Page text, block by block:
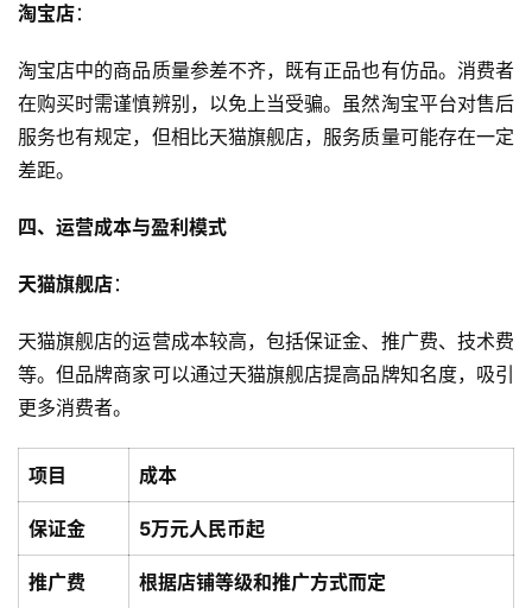
淘宝店：
淘宝店中的商品质量参差不齐，既有正品也有仿品。消费者
在购买时需谨慎辨别，以免上当受骗。虽然淘宝平台对售后
服务也有规定，但相比天猫旗舰店，服务质量可能存在一定
差距。
四、运营成本与盈利模式
天猫旗舰店：
天猫旗舰店的运营成本较高，包括保证金、推广费、技术费
等。但品牌商家可以通过天猫旗舰店提高品牌知名度，吸引
更多消费者。
项目 成本
保证金 5万元人民币起
推广费 根据店铺等级和推广方式而定